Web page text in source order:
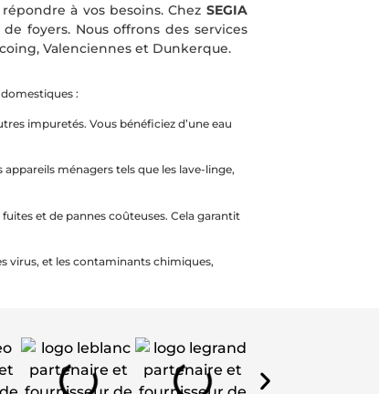
à vos besoins. Chez SEGIA
foyers. Nous offrons des services
Valenciennes et Dunkerque.
:
impuretés. Vous bénéficiez d’une eau
ménagers tels que les lave-linge,
et de pannes coûteuses. Cela garantit
virus, et les contaminants chimiques,